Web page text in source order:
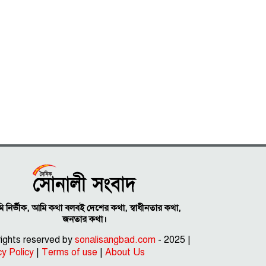
নির্ভীক, আমি কথা বলবই দেশের কথা, স্বাধীনতার কথা,
জনতার কথা।
reserved bysonalisangbad.com - 2025 |
Policy
Terms of use |About Us